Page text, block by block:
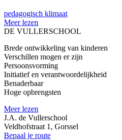
pedagogisch klimaat
Meer lezen
DE VULLERSCHOOL
Brede ontwikkeling van kinderen
Verschillen mogen er zijn
Persoonsvorming
Initiatief en verantwoordelijkheid
Benaderbaar
Hoge opbrengsten
Meer lezen
J.A. de Vullerschool
Veldhofstraat 1, Gorssel
Bepaal je route